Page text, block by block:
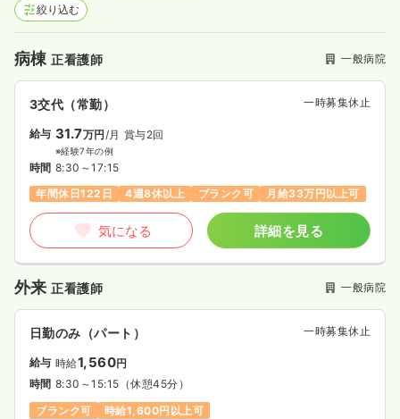
絞り込む
病棟正看護師 一般病院
3交代（常勤） 一時募集休止
給与 31.7万円/月 賞与2回
※経験7年の例
時間 8:30～17:15
年間休日122日
4週8休以上 ブランク可 月給33万円以上可
気になる 詳細を見る
外来正看護師 一般病院
日勤のみ（パート） 一時募集休止
給与 時給1,560円
時間 8:30～15:15 （休憩45分）
ブランク可
時給1,600円以上可